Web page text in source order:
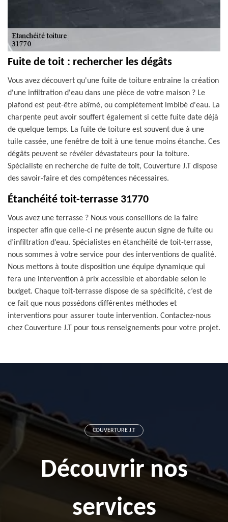
Fuite de toit : rechercher les dégâts
Vous avez découvert qu'une fuite de toiture entraine la création
d'une infiltration d'eau dans une pièce de votre maison ? Le
plafond est peut-être abîmé, ou complètement imbibé d'eau. La
charpente peut avoir souffert également si cette fuite date déjà
de quelque temps. La fuite de toiture est souvent due à une
tuile cassée, une fenêtre de toit à une tenue moins étanche. Ces
dégâts peuvent se révéler dévastateurs pour la toiture.
Spécialiste en recherche de fuite de toit, Couverture J.T dispose
des savoir-faire et des compétences nécessaires.
Étanchéité toit-terrasse 31770
Vous avez une terrasse ? Nous vous conseillons de la faire
inspecter afin que celle-ci ne présente aucun signe de fuite ou
d’infiltration d’eau. Spécialistes en étanchéité de toit-terrasse,
nous sommes à votre service pour des interventions de qualité.
Nous mettons à toute disposition une équipe dynamique qui
fera une intervention à prix accessible et abordable selon le
budget. Chaque toit-terrasse dispose de sa spécificité, c’est de
ce fait que nous possédons différentes méthodes et
interventions pour assurer toute intervention. Contactez-nous
chez Couverture J.T pour tous renseignements pour votre projet.
COUVERTURE J.T
Découvrir nos
services